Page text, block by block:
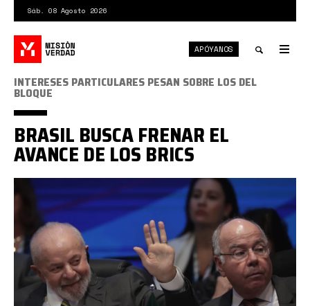
contenido
principal
Sáb. 08 Agosto 2026
APÓYANOS
Brasil
asume
la
presidencia
pro
tempore
INTERESES PARTICULARES PESAN SOBRE LOS DEL
BLOQUE
BRASIL BUSCA FRENAR EL
AVANCE DE LOS BRICS